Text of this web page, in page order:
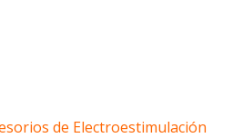
de Electroestimulación